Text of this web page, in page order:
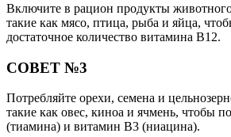
Включите в рацион продукты
такие как мясо, птица, рыба и яйца,
достаточное количество витамина B12.
СОВЕТ №3
Потребляйте орехи, семена и
такие как овес, киноа и ячмень, чтобы
(тиамина) и витамин B3 (ниацина).